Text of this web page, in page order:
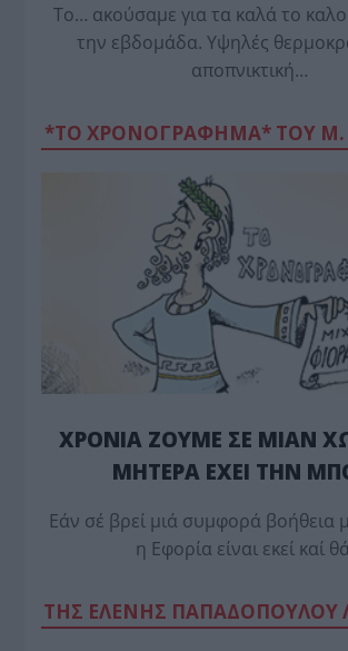
Το… ακούσαμε για τα καλά το
την εβδομάδα. Υψηλές
αποπνικτική…
*ΤΟ ΧΡΟΝΟΓΡΑΦΗΜΑ* ΤΟΥ Μ.
ΧΡΟΝΙΑ ΖΟΥΜΕ ΣΕ ΜΙΑΝ
ΜΗΤΕΡΑ ΕΧΕΙ ΤΗΝ
Εάν σέ βρεί μιά συμφορά βοήθεια
η Εφορία είναι εκεί καί
TΗΣ ΕΛΕΝΗΣ ΠΑΠΑΔΟΠΟΥΛΟΥ